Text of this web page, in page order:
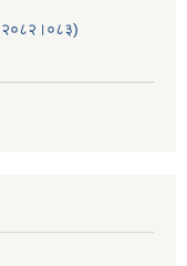
२०८२।०८३)